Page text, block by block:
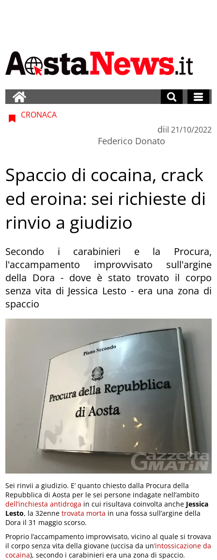
CRONACA
di
Federico Donato
il 21/10/2022
Spaccio di cocaina, crack
ed eroina: sei richieste di
rinvio a giudizio
Secondo i carabinieri e la Procura,
l'accampamento improvvisato sull'argine
della Dora - dove è stato trovato il corpo
senza vita di Jessica Lesto - era una zona di
spaccio
Sei rinvii a giudizio. E’ quanto chiesto dalla Procura della
Repubblica di Aosta per le sei persone indagate nell’ambito
dell’inchiesta antidroga in cui risultava coinvolta anche Jessica
Lesto, la 32ennetrovata morta in una fossa sull’argine della
Dora il 31 maggio scorso.
Proprio l’accampamento improvvisato, vicino al quale si trovava
il corpo senza vita della giovane (uccisa da un‘intossicazione da
cocaina), secondo i carabinieri era una zona di spaccio.